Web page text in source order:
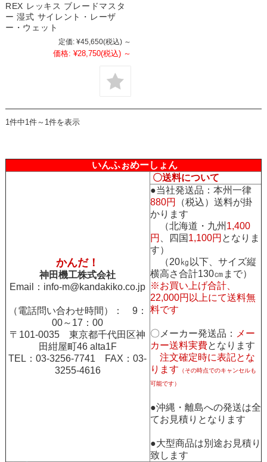
REX レッキス ブレードマスタ
ー 湿式 サイレント・レーザ
ー・ウェット
定価: ¥45,650(税込) ～
価格: ¥28,750(税込) ～
1件中1件～1件を表示
いんふぉめーしょん
かんだ！
神田機工株式会社
Email： info-m@kandakiko.co.jp
（電話問い合わせ時間）： 9：
00～17：00
〒101-0035 東京都千代田区神
田紺屋町46 alta1F
TEL：03-3256-7741 FAX：03-
3255-4616
〇送料について
●当社発送品：本州一律
880円
（税込）送料が掛
かります
（北海道・九州 1,400
円 、四国 1,100円 となりま
す）
（20㎏以下、サイズ縦
横高さ合計130㎝まで）
※お買い上げ合計、
22,000円以上にて送料無
料です
〇メーカー発送品： メー
カー送料実費となります
注文確定時に表記とな
ります （その時点でのキャンセルも
可能です）
●沖縄・離島への発送は全
てお見積りとなります
●大型商品は別途お見積り
致します